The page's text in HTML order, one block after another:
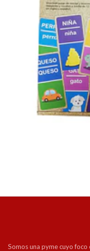
Somos una pyme cuyo foco